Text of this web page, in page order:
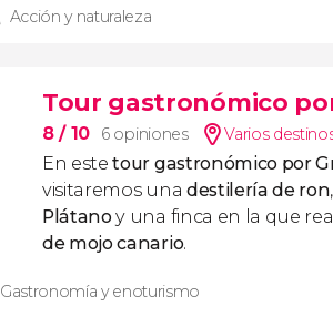
Acción y naturaleza
Tour gastronómico
8/ 10 6 opiniones Varios
En estetour gastronómico por
visitaremos una destilería de ron
Plátanoy una finca en la que
de mojo canario.
Gastronomía y enoturismo